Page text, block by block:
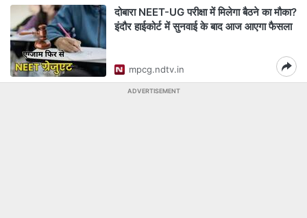
दोबारा NEET-UG परीक्षा में मिलेगा बैठने का मौका?
इंदौर हाईकोर्ट में सुनवाई के बाद आज आएगा फैसला
mpcg.ndtv.in
ADVERTISEMENT